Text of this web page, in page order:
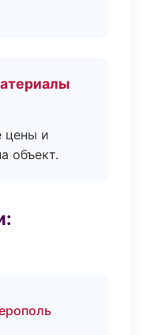
цены и
объект.